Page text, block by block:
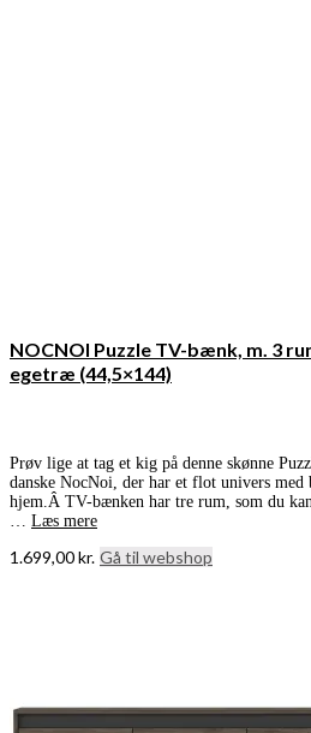
NOCNOI Puzzle TV-bænk, m. 3
egetræ (44,5×144)
Prøv lige at tag et kig på denne skønne
danske NocNoi, der har et flot univers
hjem.Â TV-bænken har tre rum, som du
… Læs mere
1.699,00kr. Gå til webshop